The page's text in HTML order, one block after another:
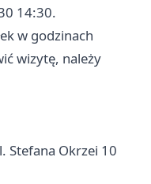
14:30.
w godzinach
wizytę, należy
Stefana Okrzei 10